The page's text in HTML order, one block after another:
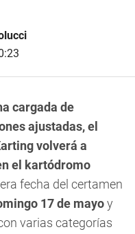
cargada de
ajustadas, el
volverá a
el kartódromo
fecha del certamen
17 de mayoy
varias categorías